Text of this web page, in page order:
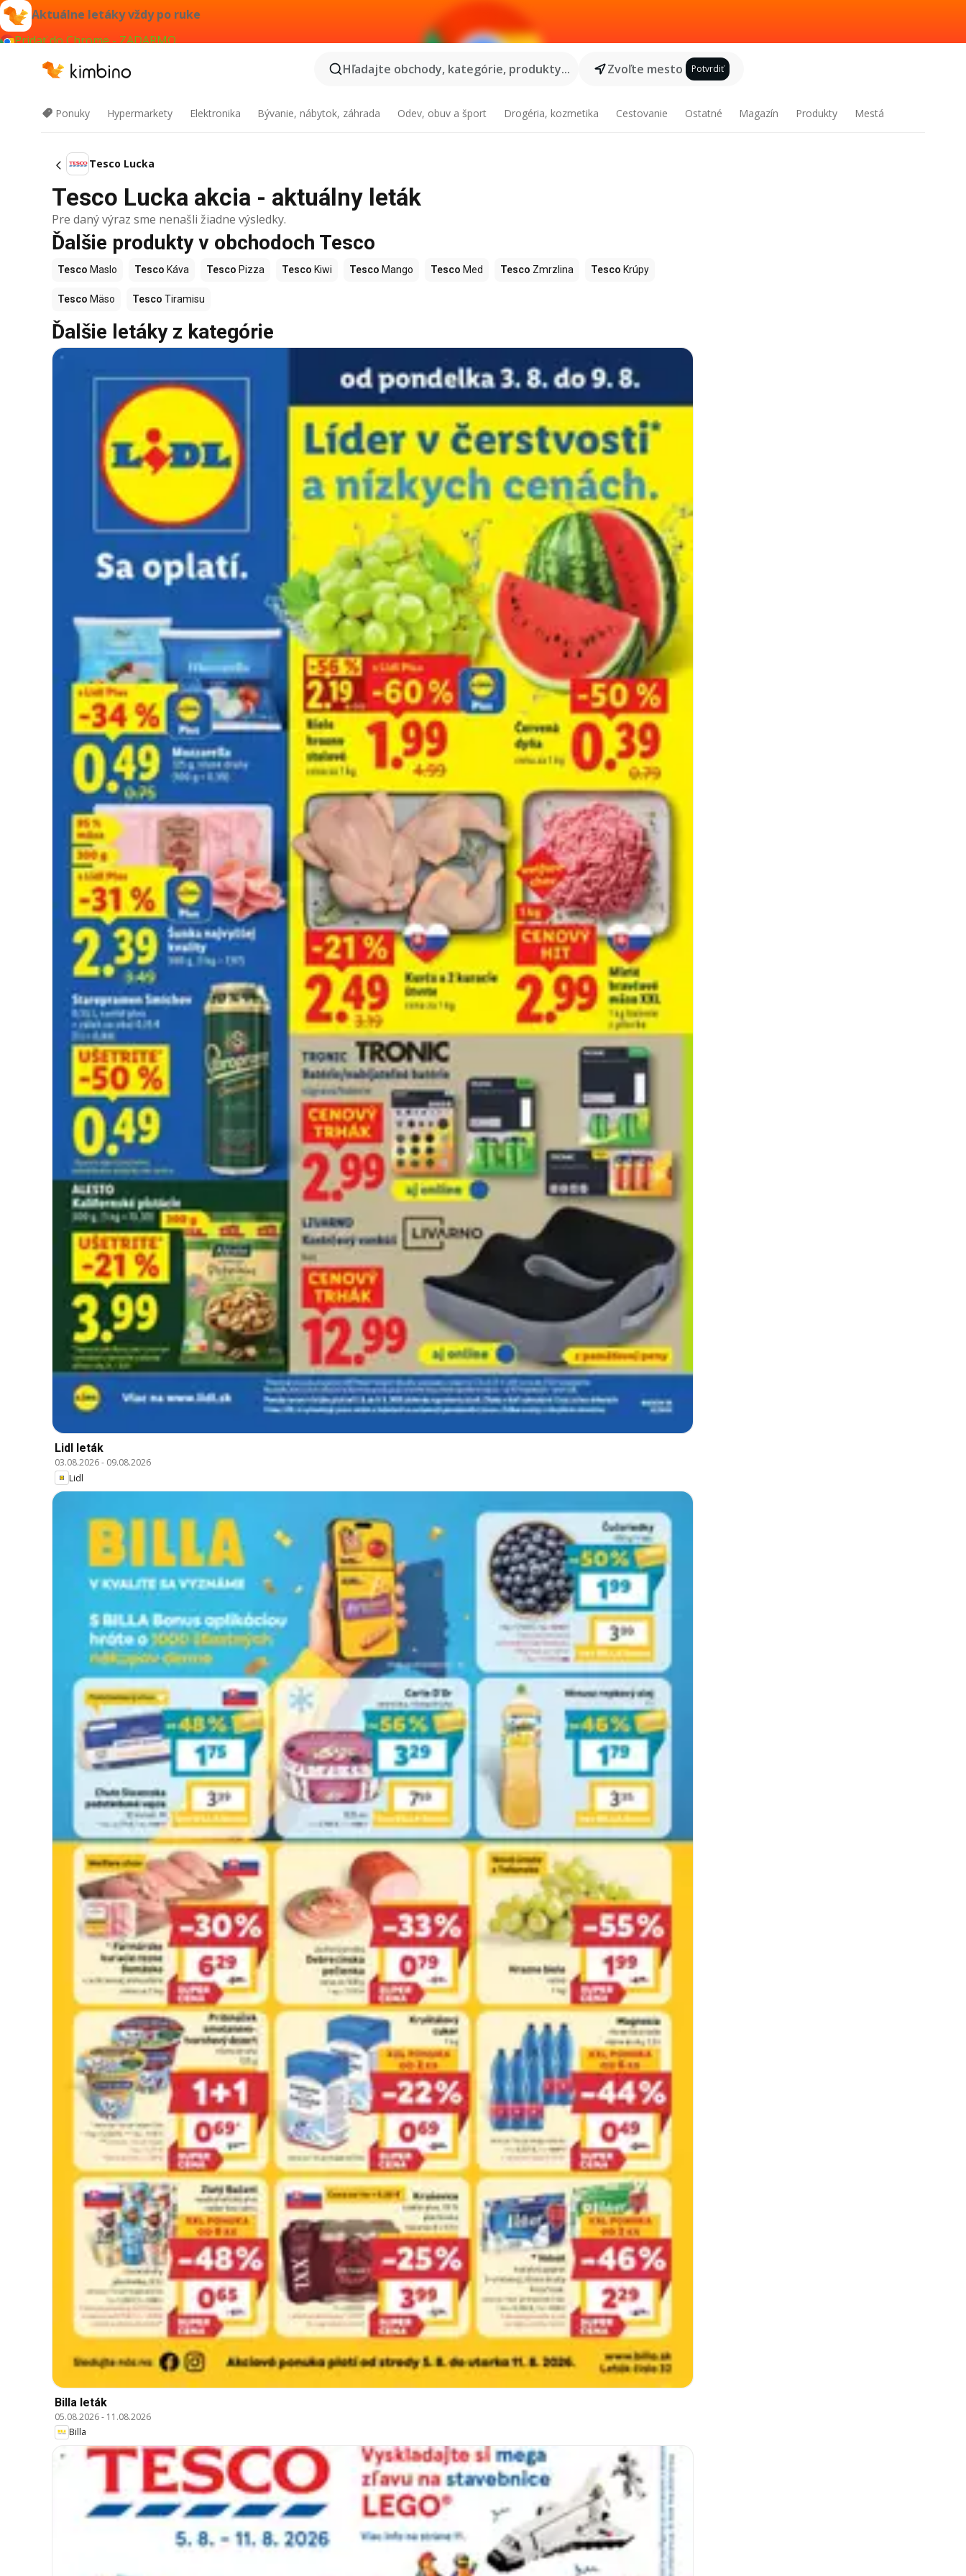
Aktuálne letáky vždy po ruke
Pridať do Chrome - ZADARMO
Hľadajte obchody, kategórie, produkty...
Zvoľte mesto Potvrdiť
Ponuky Hypermarkety Elektronika Bývanie, nábytok, záhrada Odev, obuv a šport Drogéria, kozmetika Cestovanie Ostatné Magazín Produkty Mestá
Tesco Lucka
Tesco Lucka akcia - aktuálny leták
Pre daný výraz sme nenašli žiadne výsledky.
Ďalšie produkty v obchodoch Tesco
Tesco Maslo Tesco Káva Tesco Pizza Tesco Kiwi Tesco Mango Tesco Med Tesco Zmrzlina Tesco Krúpy
Tesco Mäso Tesco Tiramisu
Ďalšie letáky z kategórie
Lidl leták
03.08.2026- 09.08.2026
Lidl
Billa leták
05.08.2026- 11.08.2026
Billa